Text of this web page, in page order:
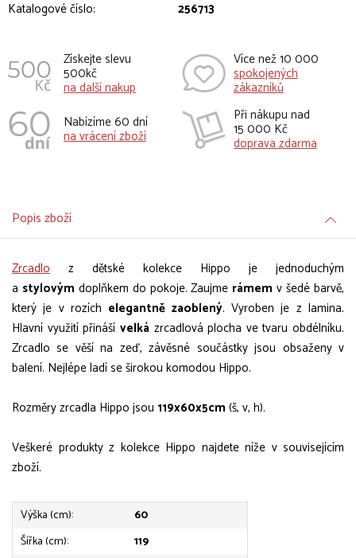
Katalogové číslo:
256713
Získejte slevu
500kč
na další nakup
Více než 10 000
spokojených
zákazníků
Nabízíme 60 dní
na vrácení zboží
Při nákupu nad
15 000 Kč
doprava zdarma
Popis zboží
Zrcadlo z dětské kolekce Hippo je jednoduchým
a stylovým doplňkem do pokoje. Zaujme rámem v šedé barvě,
který je v rozích elegantně zaoblený. Vyroben je z lamina.
Hlavní využití přináší velká zrcadlová plocha ve tvaru obdélníku.
Zrcadlo se věší na zeď, závěsné součástky jsou obsaženy v
balení. Nejlépe ladí se širokou komodou Hippo.
Rozměry zrcadla Hippo jsou 119x60x5cm (š, v, h).
Veškeré produkty z kolekce Hippo najdete níže v souvisejícím
zboží.
Výška (cm):
60
Šířka (cm):
119